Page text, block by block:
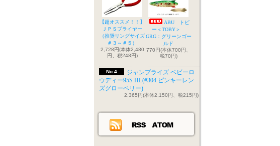
【超オススメ！！】
ＪＰＳプライヤー
（推奨リングサイズ
＃３～＃５）
2,728円(本体2,480
円、税248円)
ABU トビ
ー＜TOBY＞
GRG：グリーンゴー
ルド
770円(本体700円、
税70円)
No.4
ジャンプライズ ベビーロ
ウディー95S HL(#304 ピンキーレン
ズグローベリー)
2,365円(本体2,150円、税215円)